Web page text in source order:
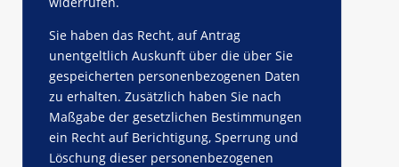
Sie haben das Recht, auf Antrag
unentgeltlich Auskunft über die über Sie
gespeicherten personenbezogenen Daten
zu erhalten. Zusätzlich haben Sie nach
Maßgabe der gesetzlichen Bestimmungen
ein Recht auf Berichtigung, Sperrung und
Löschung dieser personenbezogenen